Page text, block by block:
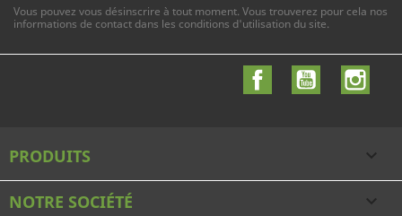
Vous pouvez vous désinscrire à tout moment. Vous trouverez pour cela nos
informations de contact dans les conditions d'utilisation du site.
FacebookYouTube
PRODUITS 
NOTRE SOCIÉTÉ 